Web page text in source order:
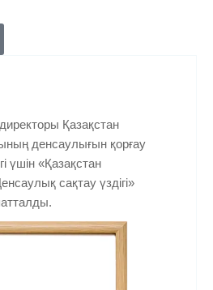
Қазақстан
денсаулығын қорғау
үшін «Қазақстан
сақтау үздігі»